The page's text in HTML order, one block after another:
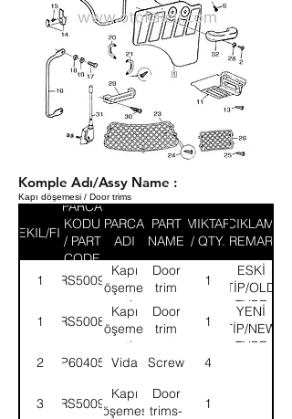
Komple Adı/Assy Name :
Kapı döşemesi / Door trims
SEKIL/FIG
PARCA
KODU
/ PART
CODE
PARCA
ADI
PART
NAME
MIKTAR
/ QTY.
ACIKLAMA
/ REMARK
1 58RS500917
Kapı
döşemesi
seti-
KMPL.
Door
trim
set-
ASSY.
1
ESKİ
TİP/OLD
TYPE
1
58RS500887
Kapı
döşemesi
seti-
KMPL.
Door
trim
set-
ASSY.
1
YENİ
TİP/NEW
TYPE
2
SP604051Vida Screw 4
3 58RS500919
Kapı
döşemesi-
Door
trims-
1